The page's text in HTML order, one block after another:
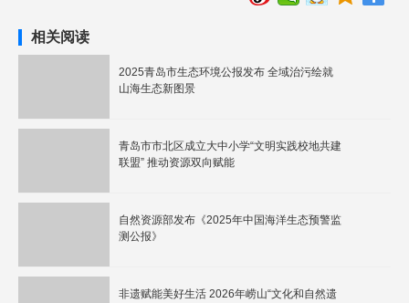
相关阅读
2025青岛市生态环境公报发布 全域治污绘就
山海生态新图景
青岛市市北区成立大中小学“文明实践校地共建
联盟” 推动资源双向赋能
自然资源部发布《2025年中国海洋生态预警监
测公报》
非遗赋能美好生活 2026年崂山“文化和自然遗